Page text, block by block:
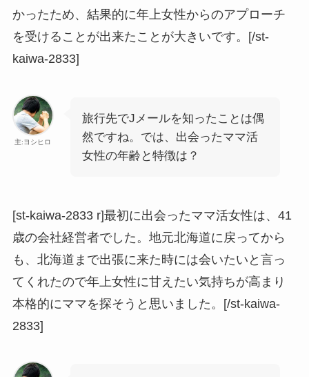
かったため、結果的に年上女性からのアプローチ
を受けることが出来たことが大きいです。[/st-
kaiwa-2833]
主:ヨシヒロ
旅行先でJメールを知ったことは偶
然ですね。では、出会ったママ活
女性の年齢と特徴は？
[st-kaiwa-2833 r]最初に出会ったママ活女性は、41
歳の会社経営者でした。地元北海道に戻ってから
も、北海道まで出張に来た時には会いたいと言っ
てくれたので年上女性に甘えたい気持ちが高まり
本格的にママを探そうと思いました。[/st-kaiwa-
2833]